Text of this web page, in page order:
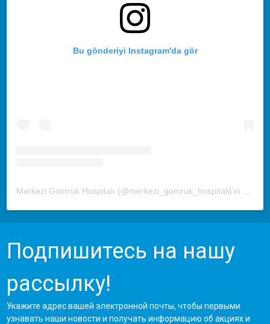
Bu gönderiyi Instagram'da gör
Подпишитесь на нашу
рассылку!
Укажите адрес вашей электронной почты, чтобы первыми
узнавать наши новости и получать информацию об акциях и